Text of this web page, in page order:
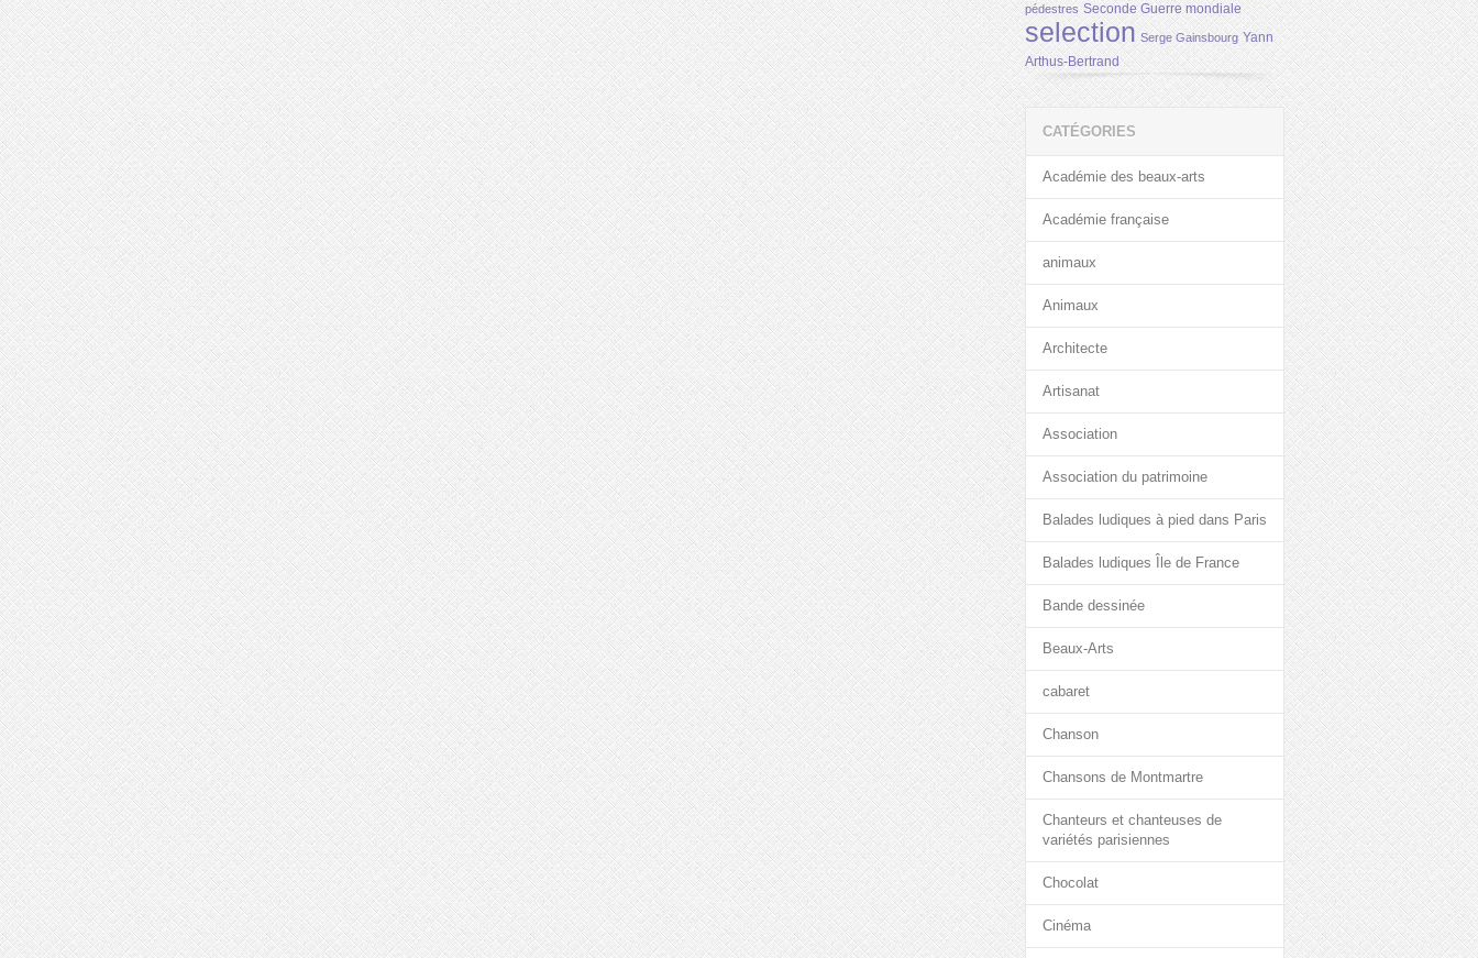
pédestres Seconde Guerre mondiale
selection Serge Gainsbourg Yann
Arthus-Bertrand
CATÉGORIES
Académie des beaux-arts
Académie française
animaux
Animaux
Architecte
Artisanat
Association
Association du patrimoine
Balades ludiques à pied dans Paris
Balades ludiques Île de France
Bande dessinée
Beaux-Arts
cabaret
Chanson
Chansons de Montmartre
Chanteurs et chanteuses de
variétés parisiennes
Chocolat
Cinéma